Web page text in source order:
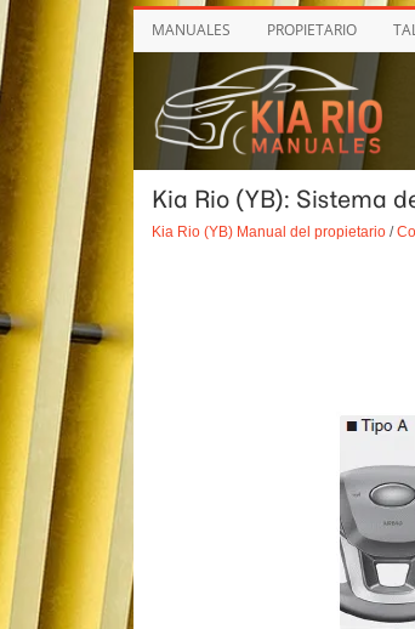
MANUALES PROPIETARIO
Kia Rio (YB): Sistema
Kia Rio (YB) Manual del propietario/